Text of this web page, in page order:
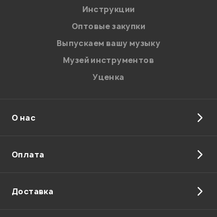
на обработку персональных данных в
Политикой в отношении обработки
персональных данных.
Введите проверочное число:
Отправить
Инструкции
Оптовые закупки
Выпускаем вашу музыку
Музей инструментов
Уценка
О нас
Оплата
Доставка